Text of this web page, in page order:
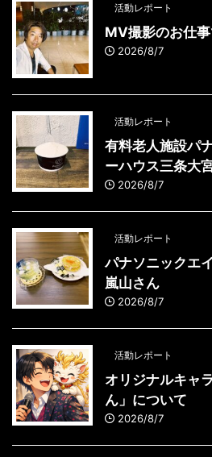
活動レポート
MV撮影のお仕
2026/8/7
活動レポート
有料老人施設パ
ーハウス三条大
2026/8/7
活動レポート
パナソニックエ
嵐山さん
2026/8/7
活動レポート
オリジナルキャ
ん」について
2026/8/7